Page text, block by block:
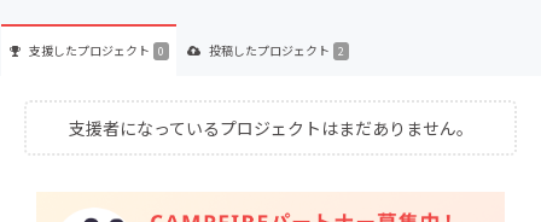
支援したプロジェクト 0 投稿したプロジェクト 2
支援者になっているプロジェクトはまだありません。